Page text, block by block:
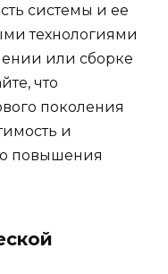
системы и ее
технологиями
или сборке
что
поколения
и
повышения